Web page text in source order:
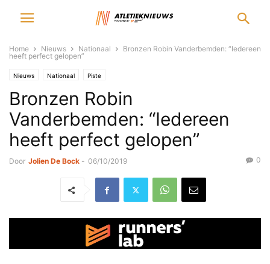
Home Nieuws Nationaal
Bronzen Robin Vanderbemden: “Iedereen
heeft perfect gelopen”
Nieuws Nationaal Piste
Bronzen Robin
Vanderbemden: “Iedereen
heeft perfect gelopen”
Door Jolien De Bock - 06/10/2019 0